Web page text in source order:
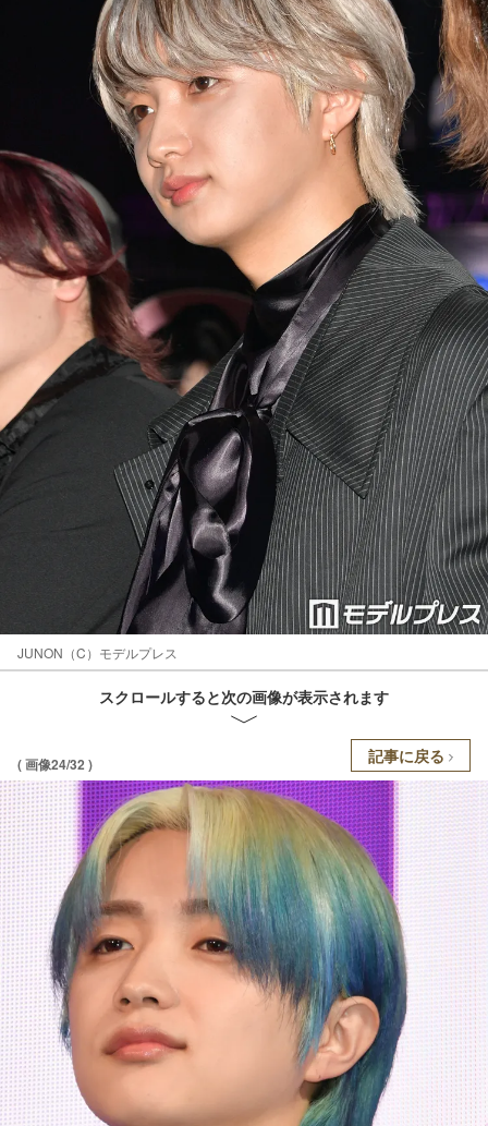
JUNON（C）モデルプレス
スクロールすると次の画像が表示されます
( 画像24/32 ) 記事に戻る